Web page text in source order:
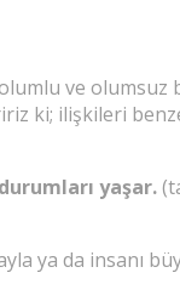
ve olumsuz
ki; ilişkileri
yaşar.
ya da insanı